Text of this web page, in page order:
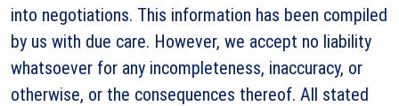
into negotiations. This information has been compiled
by us with due care. However, we accept no liability
whatsoever for any incompleteness, inaccuracy, or
otherwise, or the consequences thereof. All stated